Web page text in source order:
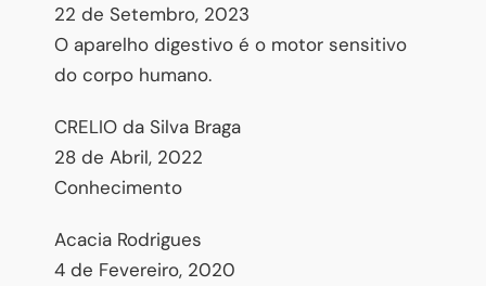
22 de Setembro, 2023
O aparelho digestivo é o motor sensitivo
do corpo humano.
CRELIO da Silva Braga
28 de Abril, 2022
Conhecimento
Acacia Rodrigues
4 de Fevereiro, 2020